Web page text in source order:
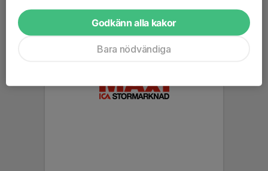
Godkänn alla kakor
Bara nödvändiga